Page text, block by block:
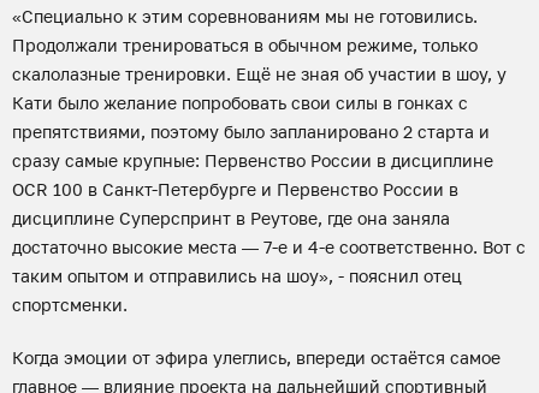
«Специально к этим соревнованиям мы не готовились.
Продолжали тренироваться в обычном режиме, только
скалолазные тренировки. Ещё не зная об участии в шоу, у
Кати было желание попробовать свои силы в гонках с
препятствиями, поэтому было запланировано 2 старта и
сразу самые крупные: Первенство России в дисциплине
OCR 100 в Санкт-Петербурге и Первенство России в
дисциплине Суперспринт в Реутове, где она заняла
достаточно высокие места — 7-е и 4-е соответственно. Вот с
таким опытом и отправились на шоу», - пояснил отец
спортсменки.
Когда эмоции от эфира улеглись, впереди остаётся самое
главное — влияние проекта на дальнейший спортивный